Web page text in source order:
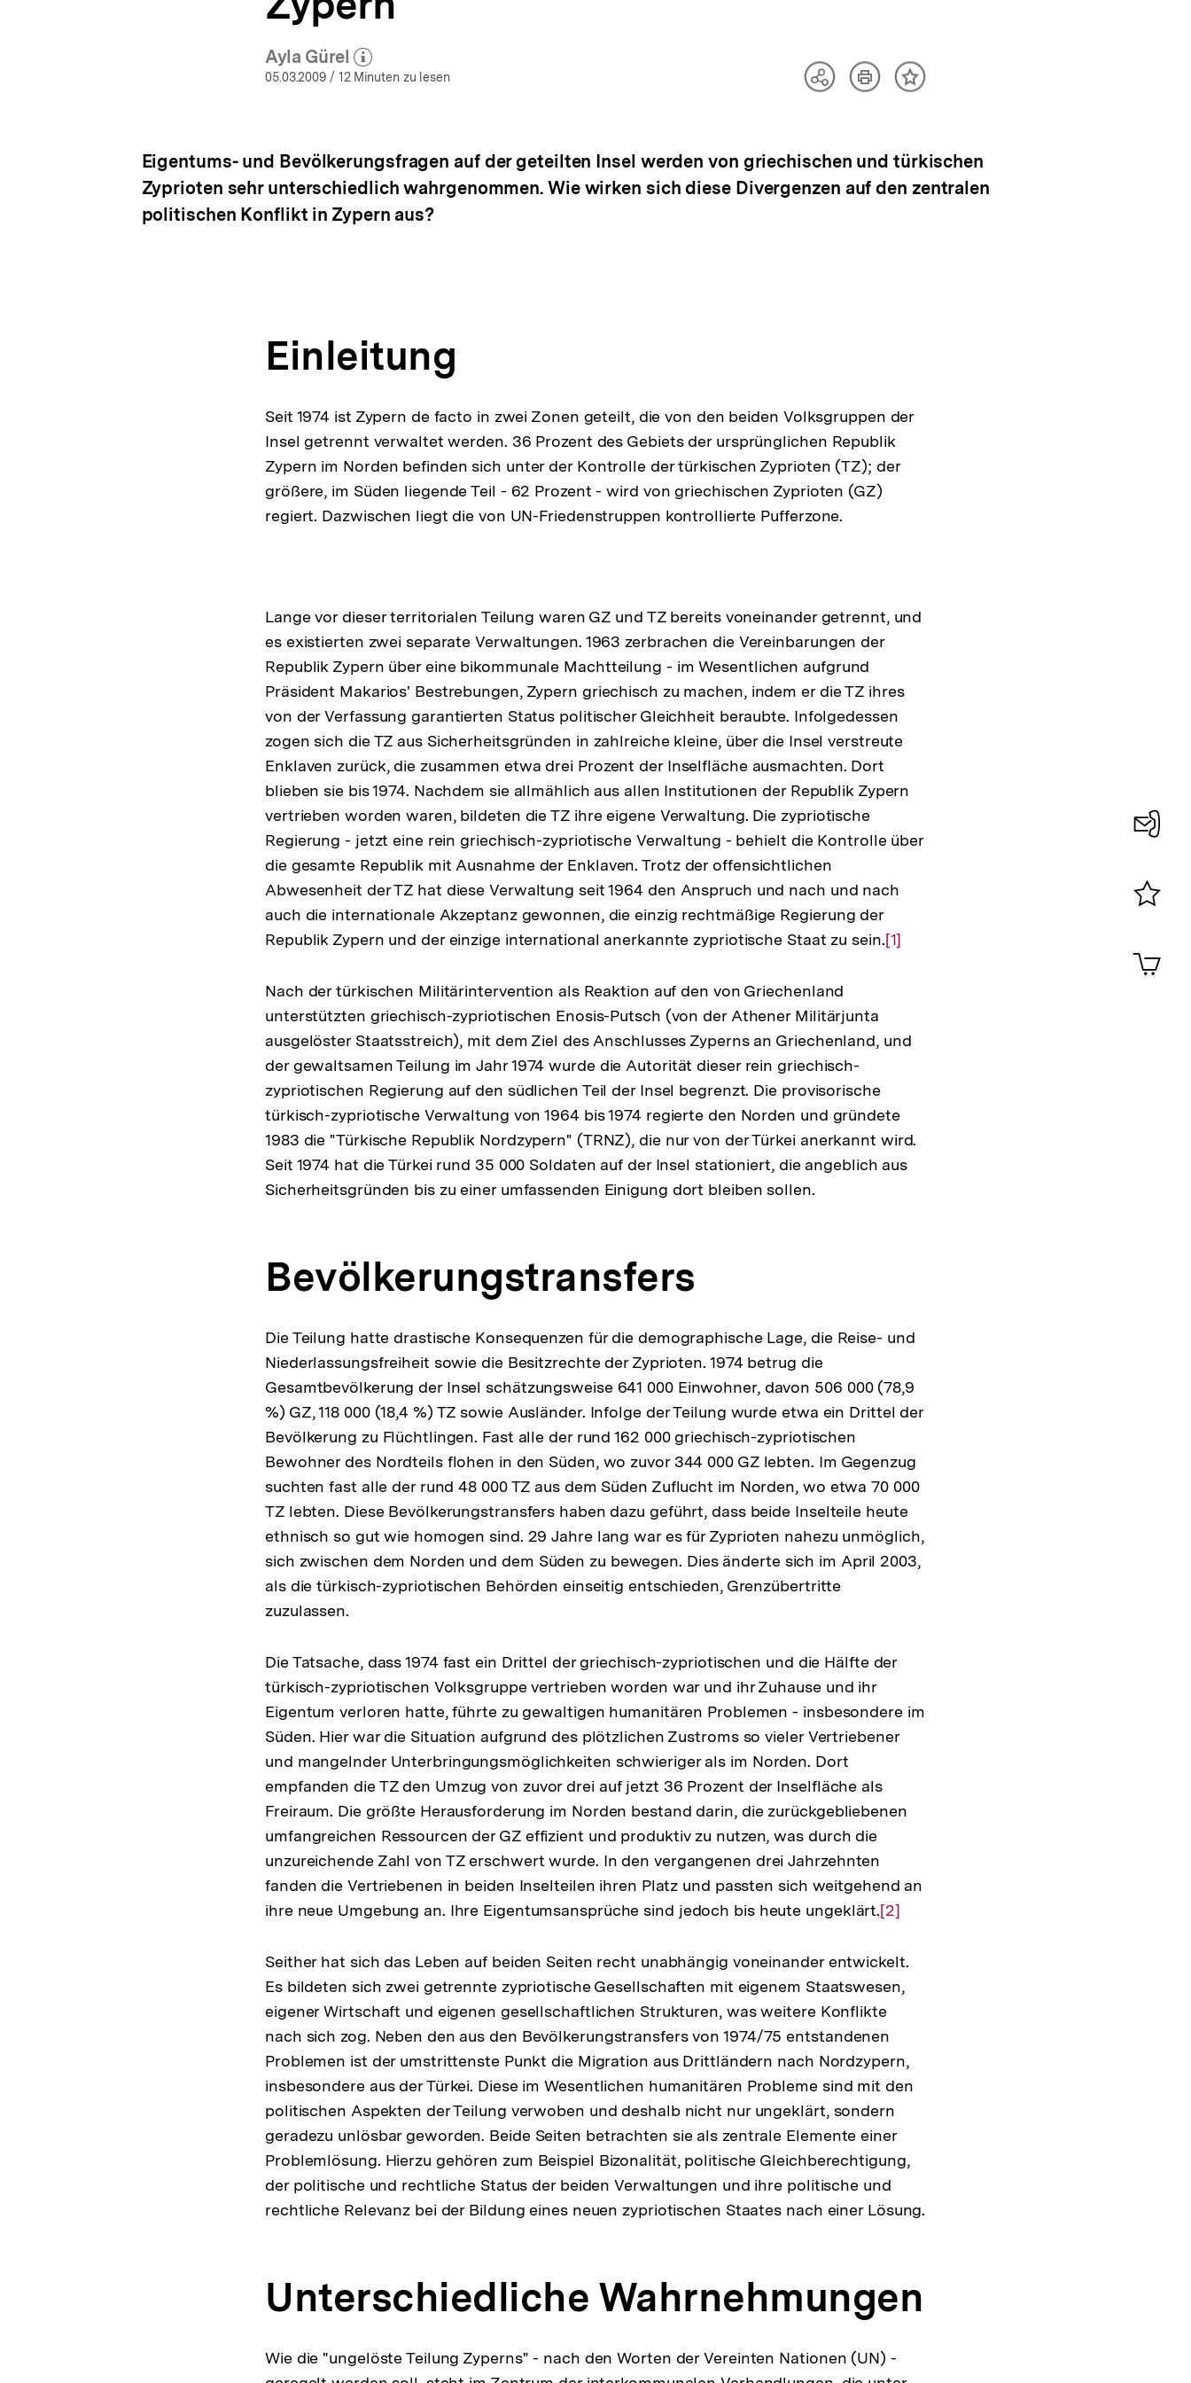
Ayla Gürel
(Mehr zum Autor)
öffnen
05.03.2009 / 12 Minuten zu lesen
TeilenArtikelInhalt
Eigentums- und Bevölkerungsfragen auf der geteilten Insel werden von griechischen und türkischen
Zyprioten sehr unterschiedlich wahrgenommen. Wie wirken sich diese Divergenzen auf den zentralen
politischen Konflikt in Zypern aus?
Einleitung
Seit 1974 ist Zypern de facto in zwei Zonen geteilt, die von den beiden Volksgruppen der
Insel getrennt verwaltet werden. 36 Prozent des Gebiets der ursprünglichen Republik
Zypern im Norden befinden sich unter der Kontrolle der türkischen Zyprioten (TZ); der
größere, im Süden liegende Teil - 62 Prozent - wird von griechischen Zyprioten (GZ)
regiert. Dazwischen liegt die von UN-Friedenstruppen kontrollierte Pufferzone.
Lange vor dieser territorialen Teilung waren GZ und TZ bereits voneinander getrennt, und
es existierten zwei separate Verwaltungen. 1963 zerbrachen die Vereinbarungen der
Republik Zypern über eine bikommunale Machtteilung - im Wesentlichen aufgrund
Präsident Makarios' Bestrebungen, Zypern griechisch zu machen, indem er die TZ ihres
von der Verfassung garantierten Status politischer Gleichheit beraubte. Infolgedessen
zogen sich die TZ aus Sicherheitsgründen in zahlreiche kleine, über die Insel verstreute
Enklaven zurück, die zusammen etwa drei Prozent der Inselfläche ausmachten. Dort
blieben sie bis 1974. Nachdem sie allmählich aus allen Institutionen der Republik Zypern
vertrieben worden waren, bildeten die TZ ihre eigene Verwaltung. Die zypriotische
Regierung - jetzt eine rein griechisch-zypriotische Verwaltung - behielt die Kontrolle über
die gesamte Republik mit Ausnahme der Enklaven. Trotz der offensichtlichen
Abwesenheit der TZ hat diese Verwaltung seit 1964 den Anspruch und nach und nach
auch die internationale Akzeptanz gewonnen, die einzig rechtmäßige Regierung der
Republik Zypern und der einzige international anerkannte zypriotische Staat zu sein.Zur
[1]
Nach der türkischen Militärintervention als Reaktion auf den von Griechenland
unterstützten griechisch-zypriotischen Enosis-Putsch (von der Athener Militärjunta
ausgelöster Staatsstreich), mit dem Ziel des Anschlusses Zyperns an Griechenland, und
der gewaltsamen Teilung im Jahr 1974 wurde die Autorität dieser rein griechisch-
zypriotischen Regierung auf den südlichen Teil der Insel begrenzt. Die provisorische
türkisch-zypriotische Verwaltung von 1964 bis 1974 regierte den Norden und gründete
1983 die "Türkische Republik Nordzypern" (TRNZ), die nur von der Türkei anerkannt wird.
Seit 1974 hat die Türkei rund 35 000 Soldaten auf der Insel stationiert, die angeblich aus
Sicherheitsgründen bis zu einer umfassenden Einigung dort bleiben sollen.
Bevölkerungstransfers
Die Teilung hatte drastische Konsequenzen für die demographische Lage, die Reise- und
Niederlassungsfreiheit sowie die Besitzrechte der Zyprioten. 1974 betrug die
Gesamtbevölkerung der Insel schätzungsweise 641 000 Einwohner, davon 506 000 (78,9
%) GZ, 118 000 (18,4 %) TZ sowie Ausländer. Infolge der Teilung wurde etwa ein Drittel der
Bevölkerung zu Flüchtlingen. Fast alle der rund 162 000 griechisch-zypriotischen
Bewohner des Nordteils flohen in den Süden, wo zuvor 344 000 GZ lebten. Im Gegenzug
suchten fast alle der rund 48 000 TZ aus dem Süden Zuflucht im Norden, wo etwa 70 000
TZ lebten. Diese Bevölkerungstransfers haben dazu geführt, dass beide Inselteile heute
ethnisch so gut wie homogen sind. 29 Jahre lang war es für Zyprioten nahezu unmöglich,
sich zwischen dem Norden und dem Süden zu bewegen. Dies änderte sich im April 2003,
als die türkisch-zypriotischen Behörden einseitig entschieden, Grenzübertritte
zuzulassen.
Die Tatsache, dass 1974 fast ein Drittel der griechisch-zypriotischen und die Hälfte der
türkisch-zypriotischen Volksgruppe vertrieben worden war und ihr Zuhause und ihr
Eigentum verloren hatte, führte zu gewaltigen humanitären Problemen - insbesondere im
Süden. Hier war die Situation aufgrund des plötzlichen Zustroms so vieler Vertriebener
und mangelnder Unterbringungsmöglichkeiten schwieriger als im Norden. Dort
empfanden die TZ den Umzug von zuvor drei auf jetzt 36 Prozent der Inselfläche als
Freiraum. Die größte Herausforderung im Norden bestand darin, die zurückgebliebenen
umfangreichen Ressourcen der GZ effizient und produktiv zu nutzen, was durch die
unzureichende Zahl von TZ erschwert wurde. In den vergangenen drei Jahrzehnten
fanden die Vertriebenen in beiden Inselteilen ihren Platz und passten sich weitgehend an
ihre neue Umgebung an. Ihre Eigentumsansprüche sind jedoch bis heute ungeklärt.Zur
der
Fußnote
[2]
Seither hat sich das Leben auf beiden Seiten recht unabhängig voneinander entwickelt.
Es bildeten sich zwei getrennte zypriotische Gesellschaften mit eigenem Staatswesen,
eigener Wirtschaft und eigenen gesellschaftlichen Strukturen, was weitere Konflikte
nach sich zog. Neben den aus den Bevölkerungstransfers von 1974/75 entstandenen
Problemen ist der umstrittenste Punkt die Migration aus Drittländern nach Nordzypern,
insbesondere aus der Türkei. Diese im Wesentlichen humanitären Probleme sind mit den
politischen Aspekten der Teilung verwoben und deshalb nicht nur ungeklärt, sondern
geradezu unlösbar geworden. Beide Seiten betrachten sie als zentrale Elemente einer
Problemlösung. Hierzu gehören zum Beispiel Bizonalität, politische Gleichberechtigung,
der politische und rechtliche Status der beiden Verwaltungen und ihre politische und
rechtliche Relevanz bei der Bildung eines neuen zypriotischen Staates nach einer Lösung.
Unterschiedliche Wahrnehmungen
Wie die "ungelöste Teilung Zyperns" - nach den Worten der Vereinten Nationen (UN) -